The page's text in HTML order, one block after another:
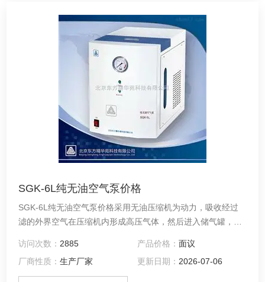
SGK-6L纯无油空气泵价格
SGK-6L纯无油空气泵价格采用无油压缩机为动力，吸收经过
滤的外界空气在压缩机内形成高压气体，然后进入储气罐，再
气相色谱用的气源。
访问次数： 2885 产品价格： 面议
厂商性质：生产厂家 更新日期： 2026-07-06